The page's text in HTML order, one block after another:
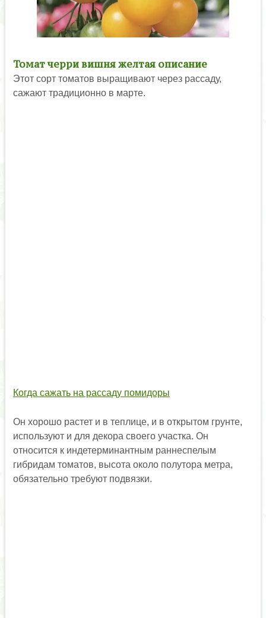
Томат черри вишня желтая описание
Этот сорт томатов выращивают через рассаду,
сажают традиционно в марте.
Когда сажать на рассаду помидоры
Он хорошо растет и в теплице, и в открытом грунте,
используют и для декора своего участка. Он
относится к индетерминантным раннеспелым
гибридам томатов, высота около полутора метра,
обязательно требуют подвязки.